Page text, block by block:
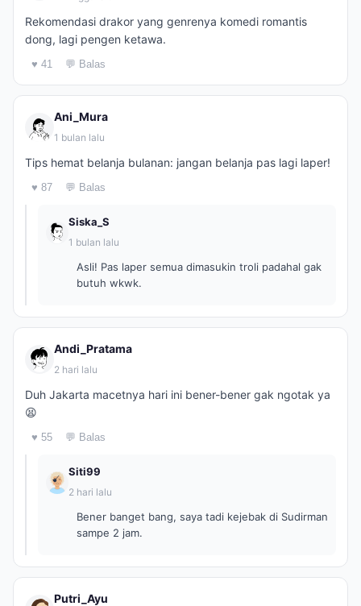
Rekomendasi drakor yang genrenya komedi romantis
dong, lagi pengen ketawa.
♥ 41 💬 Balas
Ani_Mura
1 bulan lalu
Tips hemat belanja bulanan: jangan belanja pas lagi laper!
♥ 87 💬 Balas
Siska_S
1 bulan lalu
Asli! Pas laper semua dimasukin troli padahal gak
butuh wkwk.
Andi_Pratama
2 hari lalu
Duh Jakarta macetnya hari ini bener-bener gak ngotak ya
😫
♥ 55 💬 Balas
Siti99
2 hari lalu
Bener banget bang, saya tadi kejebak di Sudirman
sampe 2 jam.
Putri_Ayu